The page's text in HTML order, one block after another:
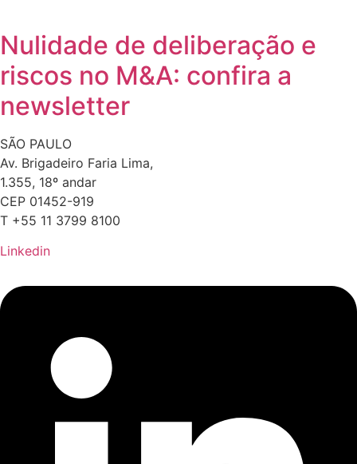
Nulidade de deliberação e
riscos no M&A: confira a
newsletter
SÃO PAULO
Av. Brigadeiro Faria Lima,
1.355, 18º andar
CEP 01452-919
T +55 11 3799 8100
Linkedin